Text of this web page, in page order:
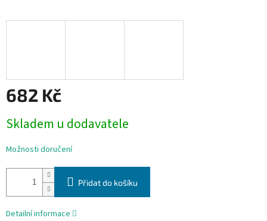
682 Kč
cena:
Skladem u dodavatele
Možnosti doručení
Přidat do košíku
Detailní informace